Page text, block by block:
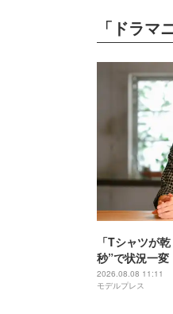
「ドラ
「Tシャツが
秒”で状況一
いタイミング
レあり】
2026.08.08 11:11
モデルプレス